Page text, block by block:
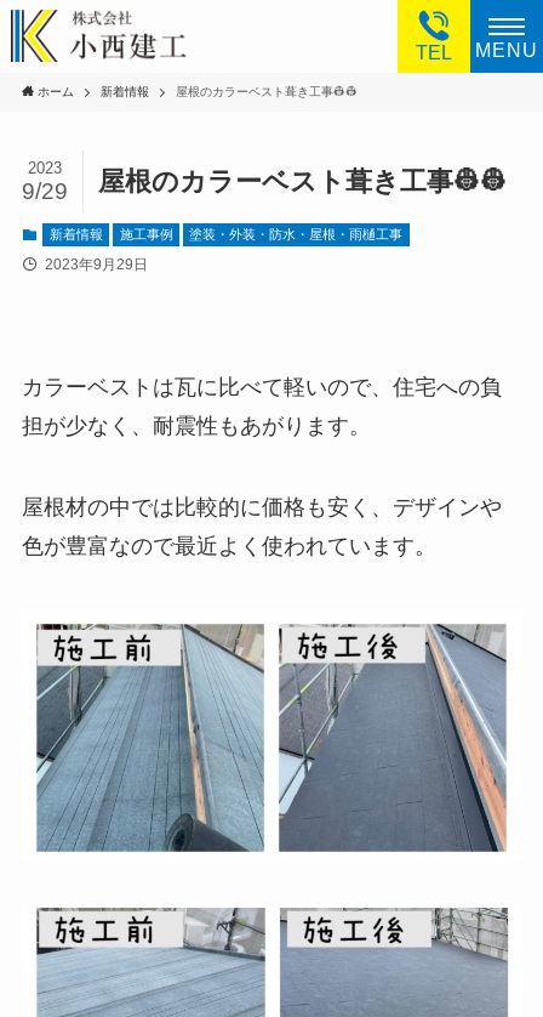
TEL MENU
ホーム 新着情報 屋根のカラーベスト葺き工事👷👷
屋根のカラーベスト葺き工事👷👷
2023
9/29
新着情報 施工事例 塗装・外装・防水・屋根・雨樋工事
2023年9月29日
カラーベストは瓦に比べて軽いので、住宅への負
担が少なく、耐震性もあがります。
屋根材の中では比較的に価格も安く、デザインや
色が豊富なので最近よく使われています。